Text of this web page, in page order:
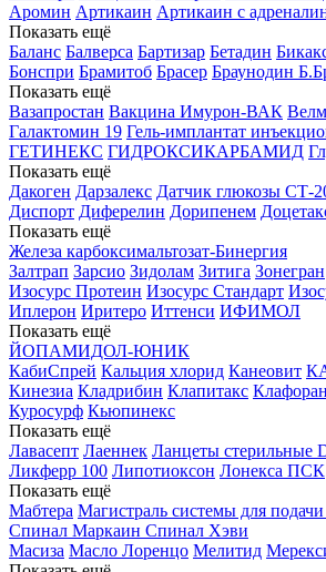
Аромин Артикаин Артикаин с
Показать ещё
Баланс Балверса Бартизар Бетадин
Бонспри Брамитоб Брасер Браунодин
Показать ещё
Вазапростан Вакцина Имурон-ВАК
Галактомин 19 Гель-имплантат
ГЕТИНЕКС ГИДРОКСИКАРБАМИД
Показать ещё
Дакоген Дарзалекс Датчик глюкозы СТ-
Диспорт Диферелин Дорипенем
Показать ещё
Железа карбоксимальтозат-Бинергия
Залтрап Зарсио Зидолам Зитига Зонегран
Изосурс Протеин Изосурс Стандарт
Иплерон Иритеро Иттенси ИФИМОЛ
Показать ещё
ЙОПАМИДОЛ-ЮНИК
КабиСпрей Кальция хлорид Канеовит
Кинезиа Кладрибин Клапитакс Клафоран
Куросурф Кьюпинекс
Показать ещё
Лавасепт Лаеннек Ланцеты стерильные
Ликферр 100 Липотиоксон Лонекса ПСК
Показать ещё
Мабтера Магистраль системы для
Спинал Маркаин Спинал Хэви
Масиза Масло Лоренцо Мелитид